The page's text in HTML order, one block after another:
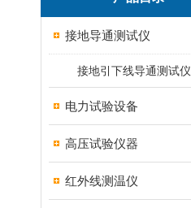
接地导通测试仪
接地引下线导通测试仪
电力试验设备
高压试验仪器
红外线测温仪